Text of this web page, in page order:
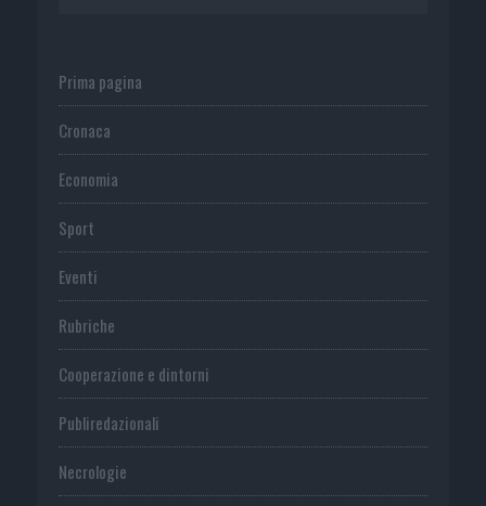
Prima pagina
Cronaca
Economia
Sport
Eventi
Rubriche
Cooperazione e dintorni
Publiredazionali
Necrologie